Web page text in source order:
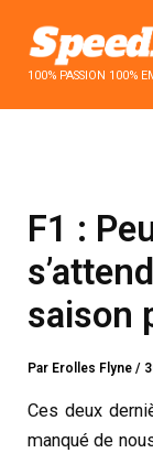
contenu100% PASSION 100%
F1 :
saison
Par Erolles Flyne/
Ces deux
manqué de